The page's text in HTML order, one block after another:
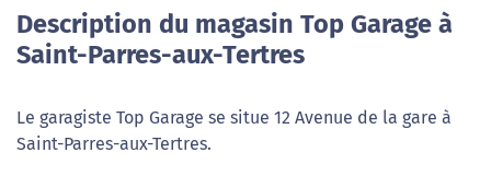
Description du magasin Top Garage à
Saint-Parres-aux-Tertres
Le garagiste Top Garage se situe 12 Avenue de la gare à
Saint-Parres-aux-Tertres.